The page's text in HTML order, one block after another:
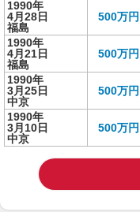
1990年
4月28日
福島
500万
1990年
4月21日
福島
500万
1990年
3月25日
中京
500万
1990年
3月10日
中京
500万